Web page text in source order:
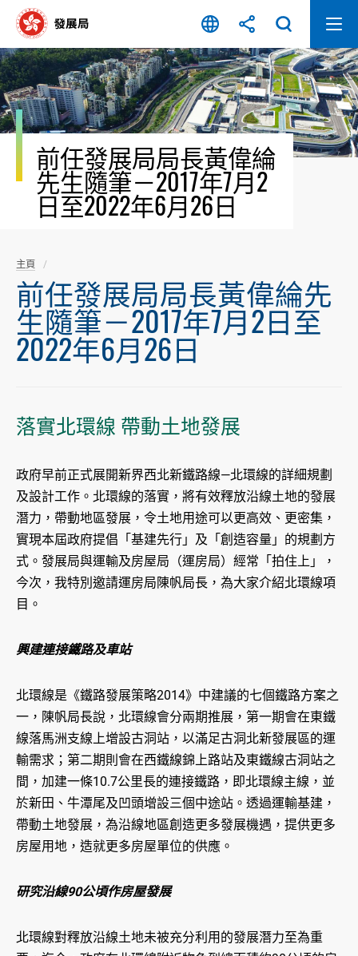
容
開
始
前任發展局局長黃偉綸
先生隨筆－2017年7月2
日至2022年6月26日
主頁
前任發展局局長黃偉綸先
生隨筆－2017年7月2日至
2022年6月26日
落實北環線 帶動土地發展
政府早前正式展開新界西北新鐵路線—北環線的詳細規劃
及設計工作。北環線的落實，將有效釋放沿線土地的發展
潛力，帶動地區發展，令土地用途可以更高效、更密集，
實現本屆政府提倡「基建先行」及「創造容量」的規劃方
式。發展局與運輸及房屋局（運房局）經常「拍住上」，
今次，我特別邀請運房局陳帆局長，為大家介紹北環線項
目。
興建連接鐵路及車站
北環線是《鐵路發展策略2014》中建議的七個鐵路方案之
一，陳帆局長說，北環線會分兩期推展，第一期會在東鐵
線落馬洲支線上增設古洞站，以滿足古洞北新發展區的運
輸需求；第二期則會在西鐵線錦上路站及東鐵線古洞站之
間，加建一條10.7公里長的連接鐵路，即北環線主線，並
於新田、牛潭尾及凹頭增設三個中途站。透過運輸基建，
帶動土地發展，為沿線地區創造更多發展機遇，提供更多
房屋用地，造就更多房屋單位的供應。
研究沿線90公頃作房屋發展
北環線對釋放沿線土地未被充分利用的發展潛力至為重